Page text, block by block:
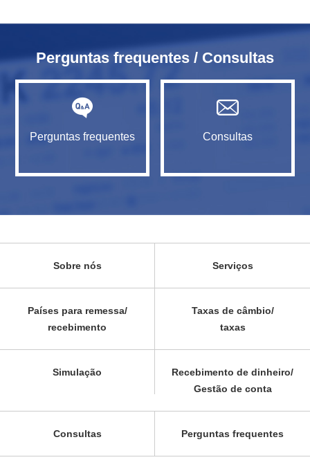
Perguntas frequentes / Consultas
Perguntas frequentes Consultas
Sobre nós Serviços
Países para remessa/
recebimento
Taxas de câmbio/
taxas
Simulação
Recebimento de dinheiro/
Gestão de conta
Consultas Perguntas frequentes